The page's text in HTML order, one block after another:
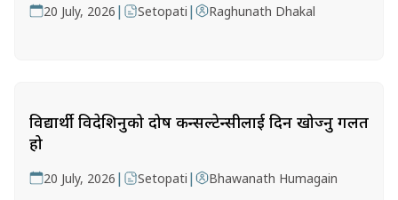
20 July, 2026 | Setopati | Raghunath Dhakal
विद्यार्थी विदेशिनुको दोष कन्सल्टेन्सीलाई दिन खोज्नु गलत
हो
20 July, 2026 | Setopati | Bhawanath Humagain